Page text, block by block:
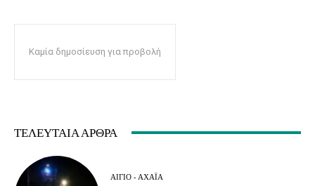
Καμία δημοσίευση για προβολή
ΤΕΛΕΥΤΑΊΑ ΆΡΘΡΑ
ΑΊΓΙΟ - ΑΧΑΪ́Α